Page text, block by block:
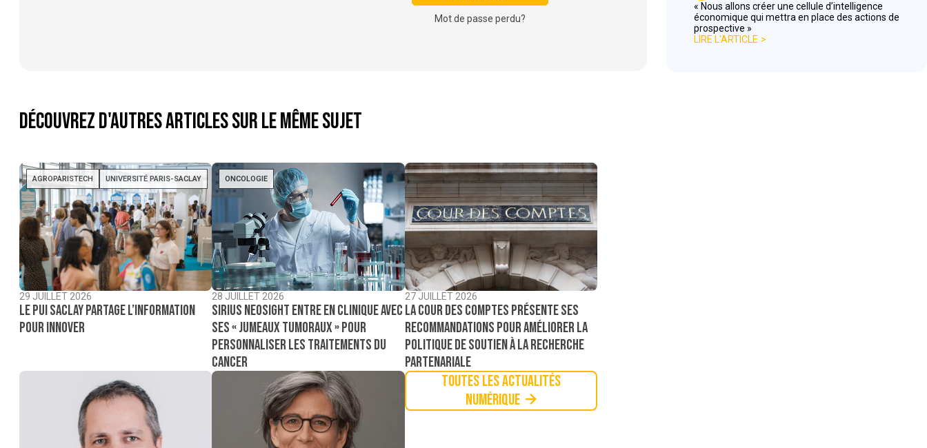
Mot de passe perdu?
Découvrez d'autres articles sur le même sujet
AGROPARISTECH UNIVERSITÉ PARIS-SACLAY
29 JUILLET 2026
Le PUI Saclay partage l’information
pour innover
ONCOLOGIE
28 JUILLET 2026
Sirius NeoSight entre en clinique avec
ses « jumeaux tumoraux » pour
personnaliser les traitements du
cancer
27 JUILLET 2026
La Cour des comptes présente ses
recommandations pour améliorer la
politique de soutien à la recherche
partenariale
Toutes les actualités
Numérique
« Nous allons créer une cellule d’intelligence
économique qui mettra en place des actions de
prospective »
LIRE L'ARTICLE